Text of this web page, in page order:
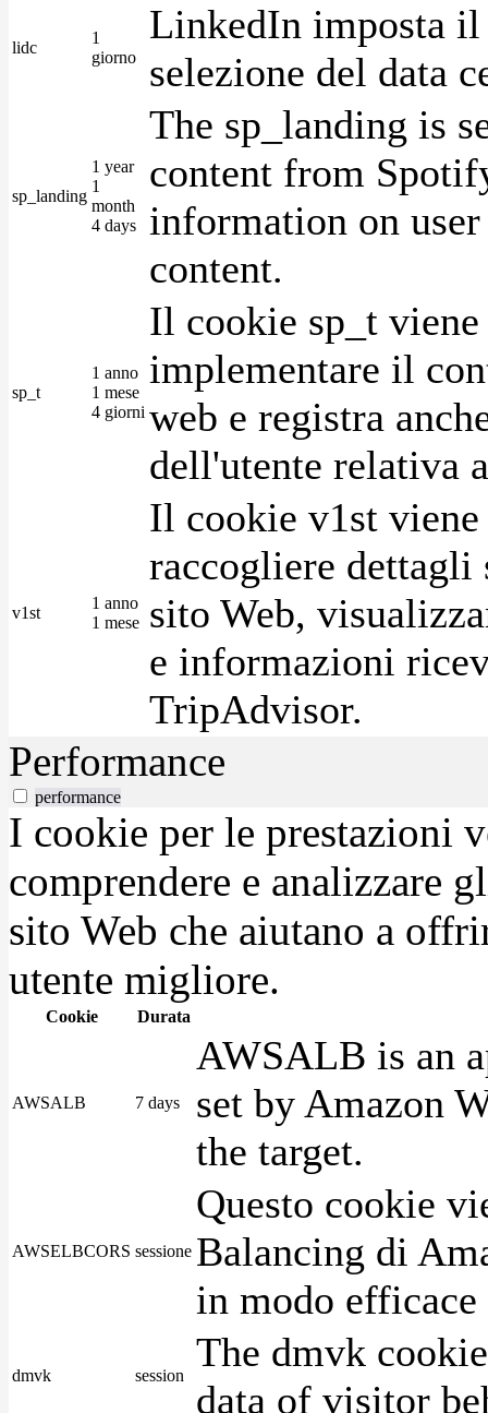
lidc
1
giorno
LinkedIn imposta
selezione del data
sp_landing
1 year
1
month
4 days
The sp_landing is
content from
information on
content.
sp_t
1 anno
1 mese
4 giorni
Il cookie sp_t
implementare il
web e registra
dell'utente relativa
v1st
1 anno
1 mese
Il cookie v1st
raccogliere
sito Web,
e informazioni
TripAdvisor.
Performance
performance
I cookie per le prestazioni
comprendere e analizzare
sito Web che aiutano a
utente migliore.
Cookie Durata
AWSALB 7 days
AWSALB is an
set by Amazon
the target.
AWSELBCORS sessione
Questo cookie
Balancing di
in modo
dmvk session
The dmvk
data of visitor